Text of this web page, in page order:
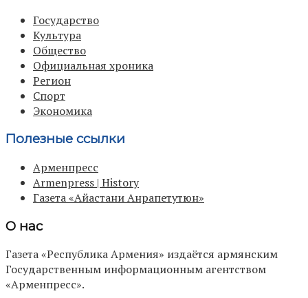
Государство
Культура
Общество
Официальная хроника
Регион
Спорт
Экономика
Полезные ссылки
Арменпресс
Armenpress | History
Газета «Айастани Анрапетутюн»
О нас
Газета «Республика Армения» издаётся армянским
Государственным информационным агентством
«Арменпресс».